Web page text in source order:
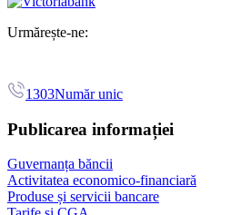
Urmărește-ne:
1303Număr unic
Publicarea informației
Guvernanța băncii
Activitatea economico-financiară
Produse și servicii bancare